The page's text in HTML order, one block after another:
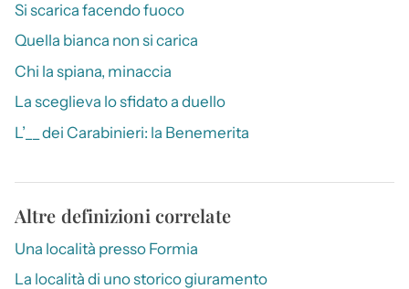
Si scarica facendo fuoco
Quella bianca non si carica
Chi la spiana, minaccia
La sceglieva lo sfidato a duello
L’__ dei Carabinieri: la Benemerita
Altre definizioni correlate
Una località presso Formia
La località di uno storico giuramento